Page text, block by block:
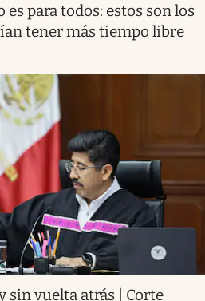
para todos: estos son los
tener más tiempo libre
sin vuelta atrás | Corte